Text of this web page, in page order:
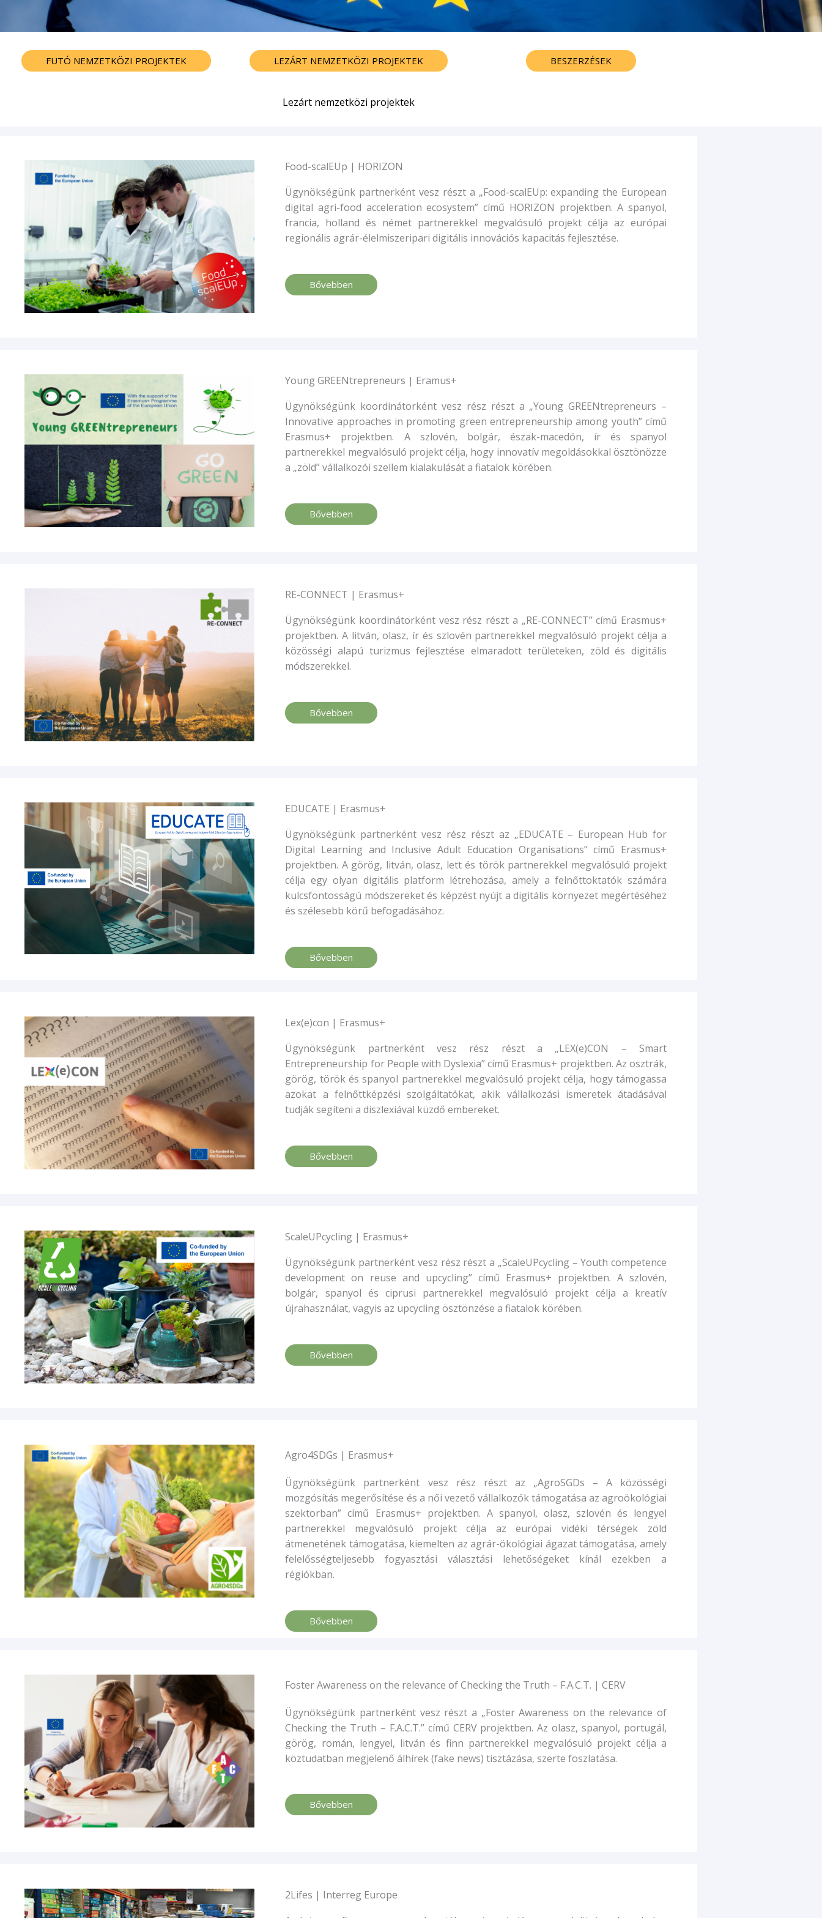
FUTÓ NEMZETKÖZI PROJEKTEK LEZÁRT NEMZETKÖZI PROJEKTEK BESZERZÉSEK
Lezárt nemzetközi projektek
Food-scalEUp | HORIZON
Ügynökségünk partnerként vesz részt a „Food-scalEUp: expanding the European
digital agri-food acceleration ecosystem” című HORIZON projektben. A spanyol,
francia, holland és német partnerekkel megvalósuló projekt célja az európai
regionális agrár-élelmiszeripari digitális innovációs kapacitás fejlesztése.
Bővebben
Young GREENtrepreneurs | Eramus+​
Ügynökségünk koordinátorként vesz rész részt a „Young GREENtrepreneurs –
Innovative approaches in promoting green entrepreneurship among youth” című
Erasmus+ projektben. A szlovén, bolgár, észak-macedón, ír és spanyol
partnerekkel megvalósuló projekt célja, hogy innovatív megoldásokkal ösztönözze
a „zöld” vállalkozói szellem kialakulását a fiatalok körében.
Bővebben
RE-CONNECT | Erasmus+
Ügynökségünk koordinátorként vesz rész részt a „RE-CONNECT” című Erasmus+
projektben. A litván, olasz, ír és szlovén partnerekkel megvalósuló projekt célja a
közösségi alapú turizmus fejlesztése elmaradott területeken, zöld és digitális
módszerekkel.
Bővebben
EDUCATE | Erasmus+
Ügynökségünk partnerként vesz rész részt az „EDUCATE – European Hub for
Digital Learning and Inclusive Adult Education Organisations” című Erasmus+
projektben. A görög, litván, olasz, lett és török partnerekkel megvalósuló projekt
célja egy olyan digitális platform létrehozása, amely a felnőttoktatók számára
kulcsfontosságú módszereket és képzést nyújt a digitális környezet megértéséhez
és szélesebb körű befogadásához.
Bővebben
Lex(e)con | Erasmus+
Ügynökségünk partnerként vesz rész részt a „LEX(e)CON – Smart
Entrepreneurship for People with Dyslexia” című Erasmus+ projektben. Az osztrák,
görög, török és spanyol partnerekkel megvalósuló projekt célja, hogy támogassa
azokat a felnőttképzési szolgáltatókat, akik vállalkozási ismeretek átadásával
tudják segíteni a diszlexiával küzdő embereket.
Bővebben
ScaleUPcycling | Erasmus+​
Ügynökségünk partnerként vesz rész részt a „ScaleUPcycling – Youth competence
development on reuse and upcycling” című Erasmus+ projektben. A szlovén,
bolgár, spanyol és ciprusi partnerekkel megvalósuló projekt célja a kreatív
újrahasználat, vagyis az upcycling ösztönzése a fiatalok körében.
Bővebben
Agro4SDGs | Erasmus+
Ügynökségünk partnerként vesz rész részt az „AgroSGDs – A közösségi
mozgósítás megerősítése és a női vezető vállalkozók támogatása az agroökológiai
szektorban” című Erasmus+ projektben. A spanyol, olasz, szlovén és lengyel
partnerekkel megvalósuló projekt célja az európai vidéki térségek zöld
átmenetének támogatása, kiemelten az agrár-ökológiai ágazat támogatása, amely
felelősségteljesebb fogyasztási választási lehetőségeket kínál ezekben a
régiókban.
Bővebben
Foster Awareness on the relevance of Checking the Truth – F.A.C.T. | CERV
Ügynökségünk partnerként vesz részt a „Foster Awareness on the relevance of
Checking the Truth – F.A.C.T.” című CERV projektben. Az olasz, spanyol, portugál,
görög, román, lengyel, litván és finn partnerekkel megvalósuló projekt célja a
köztudatban megjelenő álhírek (fake news) tisztázása, szerte foszlatása.
Bővebben
2Lifes | Interreg Europe